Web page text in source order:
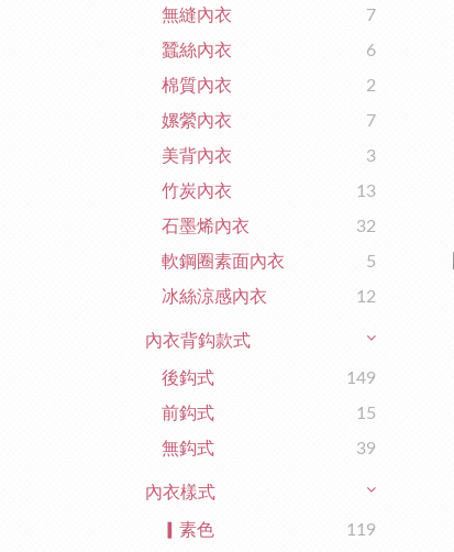
無縫內衣
7
蠶絲內衣
6
棉質內衣
2
嫘縈內衣
7
美背內衣
3
竹炭內衣
13
石墨烯內衣
32
軟鋼圈素面內衣
5
冰絲涼感內衣
12
內衣背鈎款式
後鈎式
149
前鈎式
15
無鈎式
39
內衣樣式
▎素色
119